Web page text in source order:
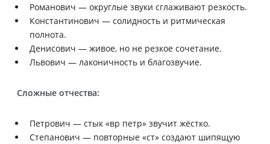
Романович — округлые звуки сглаживают резкость.
Константинович — солидность и ритмическая
полнота.
Денисович — живое, но не резкое сочетание.
Львович — лаконичность и благозвучие.
Сложные отчества:
Петрович — стык «вр петр» звучит жёстко.
Степанович — повторные «ст» создают шипящую